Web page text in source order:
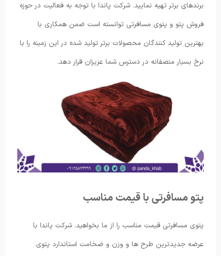
برندهای برتر تهیه نمایید. شرکت پاندا با توجه به فعالیت در حوزه
فروش پتو و پتوی مسافرتی توانسته است ضمن همکاری با
بهترین تولید کنندگان محصولات برتر تولید شده در این زمینه را با
نرخ بسیار منصفانه در دسترس شما عزیزان قرار دهد.
پتو مسافرتی با قیمت مناسب
پتوی مسافرتی قیمت مناسب را از ما بخواهید. شرکت پاندا با
عرضه جدیدترین طرح ها و وزن و ضخامت استاندارد پتوی